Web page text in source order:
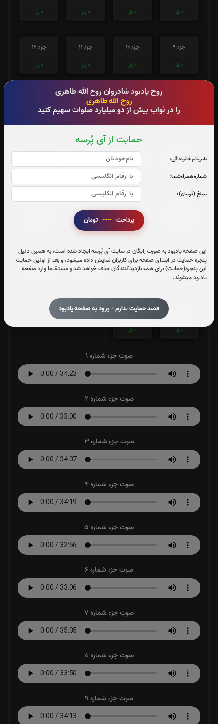
روح یادبود شادروان روح الله طاهری
روح الله طاهری
را در ثواب بیش از دو میلیارد صلوات سهیم کنید
حمایت از آی پُرسه
نام‌و‌نام‌خانوادگی:
شماره‌همراه‌شما:
مبلغ (تومان):
پرداخت ----
این صفحه یادبود به صورت رایگان در سایت آی پُرسه ایجاد شده است، به همین دلیل
پنجره حمایت در ابتدای صفحه برای کاربران نمایش داده میشود، و بعد از اولین حمایت
این پنجره(حمایت) برای همه بازدیدکنندگان حذف خواهد شد و مستقیما وارد صفحه
یادبود میشوند.
قصد حمایت ندارم - ورود به صفحه یادبود
0 بار
0 بار
0 بار
0 بار
جزء 9
0 بار
جزء 10
0 بار
جزء 11
0 بار
جزء 12
0 بار
بار
جزء 14
جزء 15
جزء 18
0بار
جزء 19
0بار
جزء 20
0بار
بار
0بار
جزء 25
0بار
جزء 26
جزء 27
جزء 28
0بار
جزء 30
0بار
صوت جزء شماره 1
صوت جزء شماره 2
صوت جزء شماره 3
صوت جزء شماره 4
صوت جزء شماره 5
صوت جزء شماره 6
صوت جزء شماره 7
صوت جزء شماره 8
صوت جزء شماره 9